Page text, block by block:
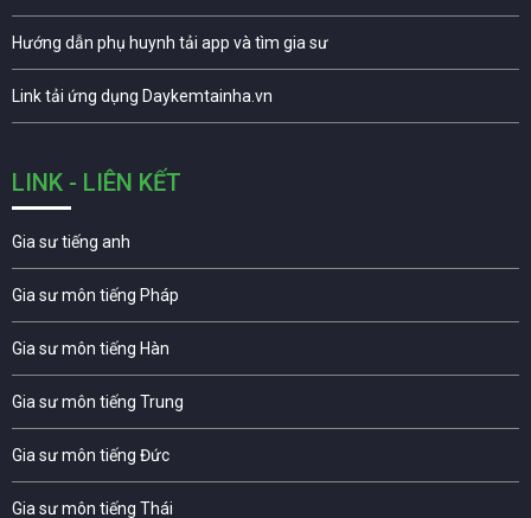
Hướng dẫn phụ huynh tải app và tìm gia sư
Link tải ứng dụng Daykemtainha.vn
LINK - LIÊN KẾT
Gia sư tiếng anh
Gia sư môn tiếng Pháp
Gia sư môn tiếng Hàn
Gia sư môn tiếng Trung
Gia sư môn tiếng Đức
Gia sư môn tiếng Thái